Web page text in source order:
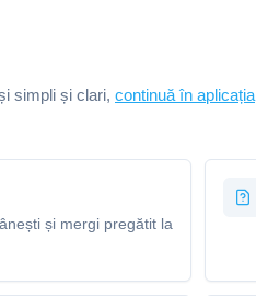
simpli și clari, continuă în aplicația
și mergi pregătit la